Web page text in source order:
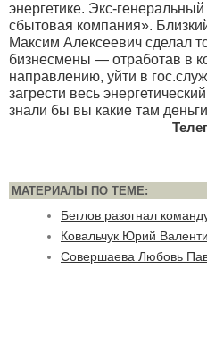
энергетике. Экс-
сбытовая компания».
Максим Алексеевич сделал
бизнесмены — отработав в
направлению, уйти в
загрести весь
знали бы вы какие там деньги
МАТЕРИАЛЫ ПО ТЕМЕ:
Беглов разогнал
Ковальчук Юрий
Совершаева Любовь